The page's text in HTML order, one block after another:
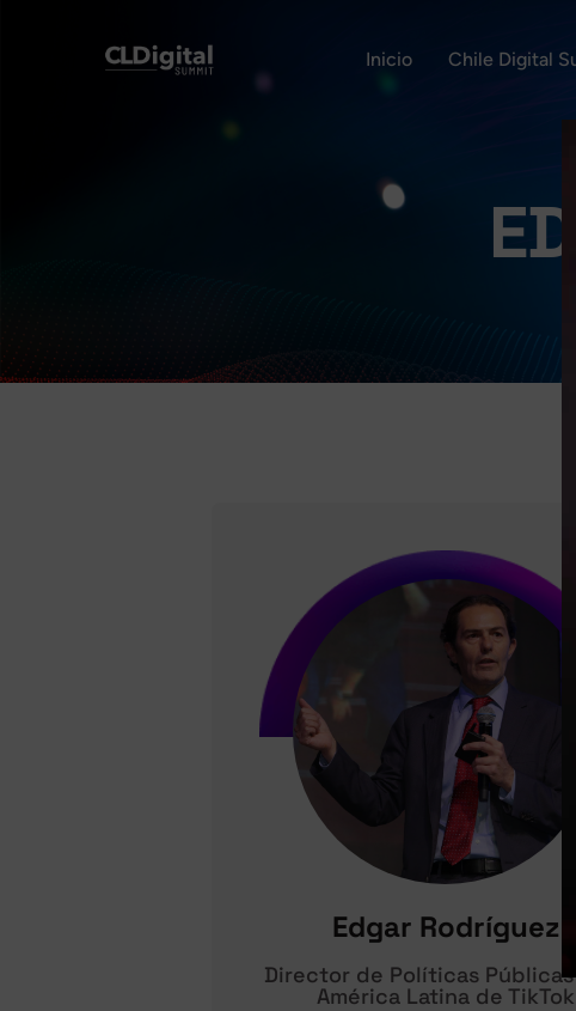
Inicio Chile Digital
Edgar Rodríguez
Director de Políticas
América Latina de TikTok